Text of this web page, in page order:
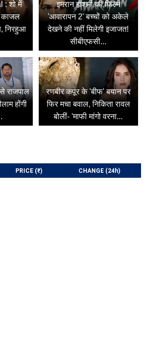
: शो में
काजल
निरहुआ
इमरान हाशमी की फिल्म
'आवारापन 2' बच्चों को अकेले
देखने की नहीं मिलेगी इजाजत!
सीबीएफसी...
राजपाल
होंगी
रणबीर कपूर के 'बीफ' बयान पर
फिर मचा बवाल, निकिता रावल
बोलीं- 'माफी मांगो वरना...